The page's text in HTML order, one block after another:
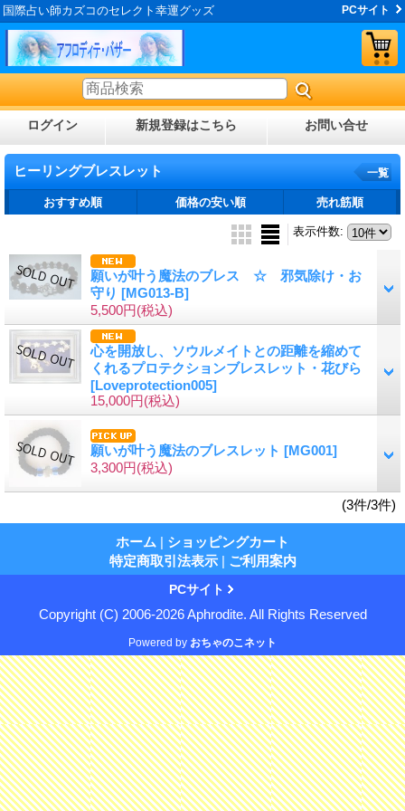
国際占い師カズコのセレクト幸運グッズ PCサイト
ログイン 新規登録はこちら お問い合せ
ヒーリングブレスレット 一覧
おすすめ順 価格の安い順 売れ筋順
表示件数:
願いが叶う魔法のブレス ☆ 邪気除け・お
守り [MG013-B]
5,500円(税込)
心を開放し、ソウルメイトとの距離を縮めて
くれるプロテクションブレスレット・花びら
[Loveprotection005]
15,000円(税込)
願いが叶う魔法のブレスレット [MG001]
3,300円(税込)
(3件/3件)
ホーム | ショッピングカート
特定商取引法表示 | ご利用案内
PCサイト
Copyright (C) 2006-2026 Aphrodite. All Rights Reserved
Powered by おちゃのこネット